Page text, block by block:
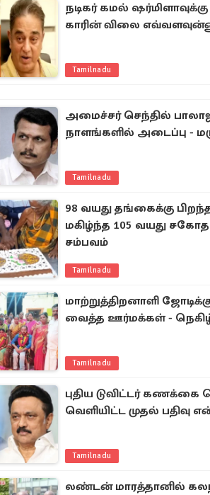
நடிகர் கமல்
காரின் விலை
Tamilnadu
அமைச்சர் செந்தில்
நாளங்களில் அடைப்பு -
Tamilnadu
98 வயது தங்கைக்கு
மகிழ்ந்த 105 வயது
சம்பவம்
Tamilnadu
மாற்றுத்திறனாளி
வைத்த ஊர்மக்கள் -
Tamilnadu
புதிய டுவிட்டர்
வெளியிட்ட முதல் பதிவு
Tamilnadu
லண்டன் மாரத்தானில்